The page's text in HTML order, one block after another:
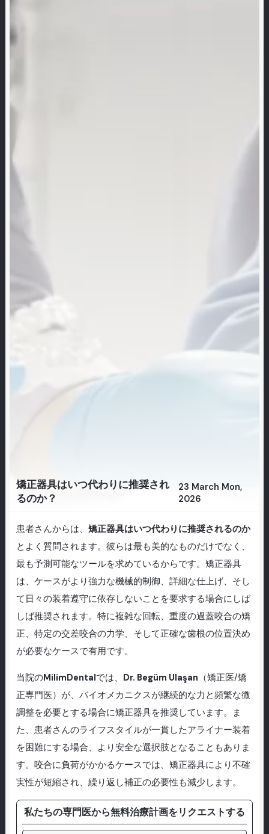
矯正器具はいつ代わりに推奨され
るのか？
23 March Mon,
2026
患者さんからは、 矯正器具はいつ代わりに推奨されるのか
とよく質問されます。彼らは最も美的なものだけでなく、
最も予測可能なツールを求めているからです。矯正器具
は、ケースがより強力な機械的制御、詳細な仕上げ、そし
て日々の装着遵守に依存しないことを要求する場合にしば
しば推奨されます。特に複雑な回転、重度の過蓋咬合の矯
正、特定の交差咬合の力学、そして正確な歯根の位置決め
が必要なケースで有用です。
当院のMilimDentalでは、 Dr. Begüm Ulaşan （矯正医/矯
正専門医）が、バイオメカニクスが継続的な力と頻繁な微
調整を必要とする場合に矯正器具を推奨しています。ま
た、患者さんのライフスタイルが一貫したアライナー装着
を困難にする場合、より安全な選択肢となることもありま
す。咬合に負荷がかかるケースでは、矯正器具により不確
実性が短縮され、繰り返し補正の必要性も減少します。
私たちの専門医から無料治療計画をリクエストする